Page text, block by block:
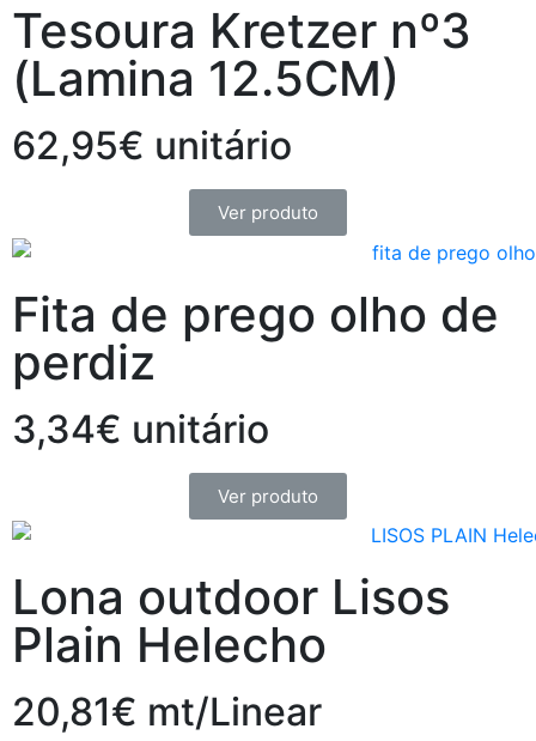
Tesoura Kretzer nº3
(Lamina 12.5CM)
62,95€ unitário
Ver produto
Fita de prego olho de
perdiz
3,34€ unitário
Ver produto
Lona outdoor Lisos
Plain Helecho
20,81€ mt/Linear